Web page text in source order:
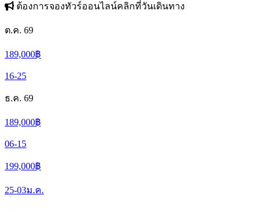
ต้องการจองทัวร์ออนไลน์คลิกที่วันเดินทาง
ต.ค. 69
189,000฿
16-25
ธ.ค. 69
189,000฿
06-15
199,000฿
25-03ม.ค.